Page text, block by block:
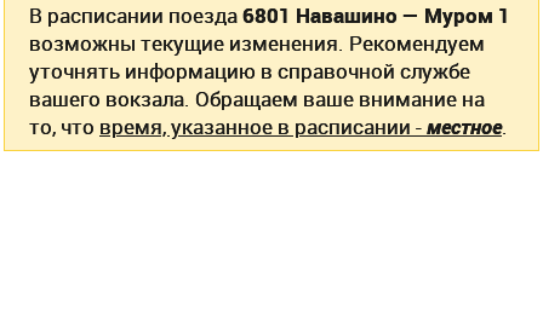
В расписании поезда6801 Навашино — Муром 1
возможны текущие изменения. Рекомендуем
уточнять информацию в справочной службе
вашего вокзала. Обращаем ваше внимание на
то, что время, указанное в расписании -местное.